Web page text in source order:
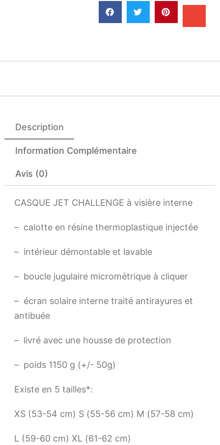
Description
Information Complémentaire
Avis (0)
CASQUE JET CHALLENGE à visière interne
– calotte en résine thermoplastique injectée
– intérieur démontable et lavable
– boucle jugulaire micrométrique à cliquer
– écran solaire interne traité antirayures et
antibuée
– livré avec une housse de protection
– poids 1150 g (+/- 50g)
Existe en 5 tailles*:
XS (53-54 cm) S (55-56 cm) M (57-58 cm)
L (59-60 cm) XL (61-62 cm)